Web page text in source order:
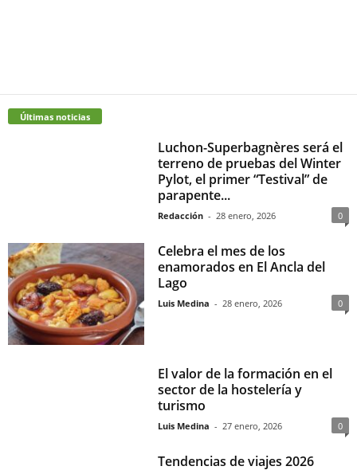
Últimas noticias
Luchon-Superbagnères será el
terreno de pruebas del Winter
Pylot, el primer “Testival” de
parapente...
Redacción - 28 enero, 2026 0
Celebra el mes de los
enamorados en El Ancla del
Lago
Luis Medina - 28 enero, 2026 0
El valor de la formación en el
sector de la hostelería y
turismo
Luis Medina - 27 enero, 2026 0
Tendencias de viajes 2026